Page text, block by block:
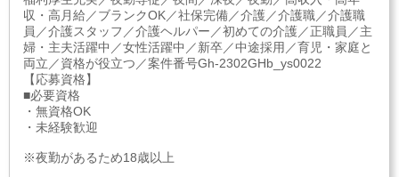
収・高月給／ブランクOK／社保完備／介護／介護職／介護職
員／介護スタッフ／介護ヘルパー／初めての介護／正職員／主
婦・主夫活躍中／女性活躍中／新卒／中途採用／育児・家庭と
両立／資格が役立つ／案件番号Gh-2302GHb_ys0022
【応募資格】
■必要資格
・無資格OK
・未経験歓迎
※夜勤があるため18歳以上